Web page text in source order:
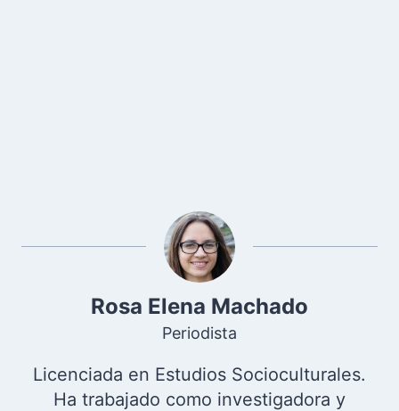
Rosa Elena Machado
Periodista
Licenciada en Estudios Socioculturales.
Ha trabajado como investigadora y